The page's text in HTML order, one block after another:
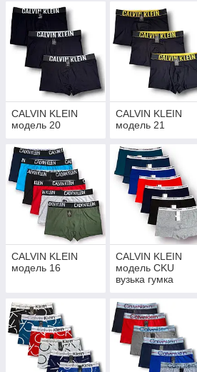
CALVIN KLEIN
модель 20
CALVIN KLEIN
модель 21
CALVIN KLEIN
модель 16
CALVIN KLEIN
модель CKU
вузька гумка